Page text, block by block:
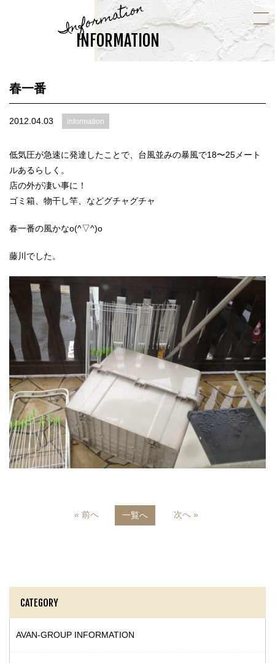
Information
INFORMATION
春一番
2012.04.03 information
低気圧が急速に発達したことで、台風並みの暴風で18〜25メート
ルあるらしく。
店の外が凄い事に！
ゴミ箱、物干し竿、などグチャグチャ
春一番の風かなo(^▽^)o
藤川でした。
« 前へ 一覧へ 次へ »
CATEGORY
AVAN-GROUP INFORMATION